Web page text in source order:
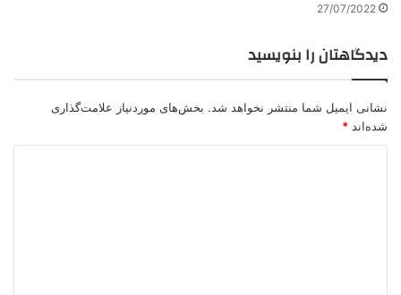
27/07/2022
دیدگاهتان را بنویسید
نشانی ایمیل شما منتشر نخواهد شد. بخش‌های موردنیاز علامت‌گذاری
شده‌اند *